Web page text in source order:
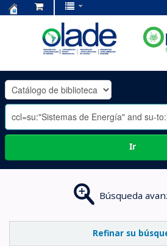
OLADE
-
Ir
Búsqueda
Refinar su